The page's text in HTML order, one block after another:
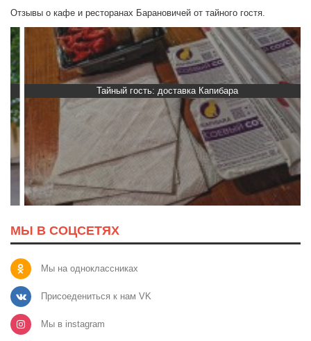
Отзывы о кафе и ресторанах Барановичей от тайного гостя.
Тайный гость: доставка Капибара
МЫ В СОЦСЕТЯХ
Мы на одноклассниках
Присоедениться к нам VK
Мы в instagram